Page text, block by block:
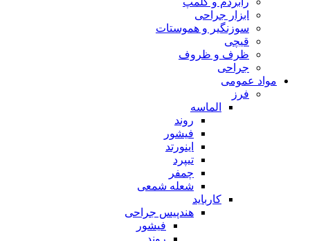
ابزار جراحی
سوزنگیر و هموستات
قیچی
ظرف و ظروف
جراحی
مواد عمومی
فرز
الماسه
روند
فیشور
اینورتد
تیپرد
چمفر
شعله شمعی
کارباید
هندپیس جراحی
فیشور
روند